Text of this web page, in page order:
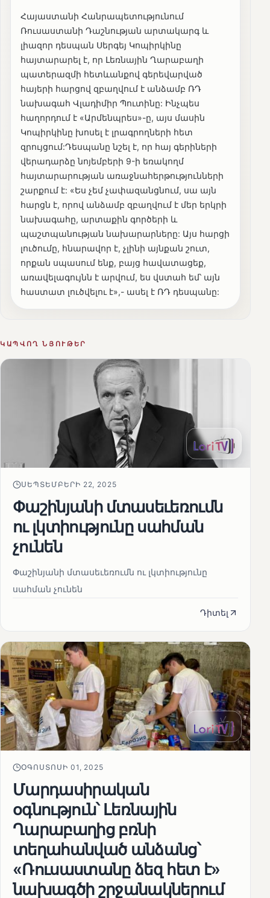
Հայաստանի Հանրապետությունում
Ռուսաստանի Դաշնության արտակարգ և
լիազոր դեսպան Սերգեյ Կոպիրկինը
հայտարարել է, որ Լեռնային Ղարաբաղի
պատերազմի հետևանքով գերեվարված
հայերի հարցով զբաղվում է անձամբ ՌԴ
նախագահ Վլադիմիր Պուտինը: Ինչպես
հաղորդում է «Արմենպրես»-ը, այս մասին
Կոպիրկինը խոսել է լրագրողների հետ
զրույցում:Դեսպանը նշել է, որ հայ գերիների
վերադարձը նոյեմբերի 9-ի եռակողմ
հայտարարության առաջնահերթությունների
շարքում է: «Ես չեմ չափազանցնում, սա այն
հարցն է, որով անձամբ զբաղվում է մեր երկրի
նախագահը, արտաքին գործերի և
պաշտպանության նախարարները: Այս հարցի
լուծումը, հնարավոր է, չլինի այնքան շուտ,
որքան սպասում ենք, բայց հավատացեք,
առավելագույնն է արվում, ես վստահ եմ՝ այն
հաստատ լուծվելու է»,- ասել է ՌԴ դեսպանը:
ԿԱՊՎՈՂ ՆՅՈՒԹԵՐ
ՍԵՊՏԵՄԲԵՐԻ 22, 2025
Փաշինյանի մտասեւեռումն
ու լկտիությունը սահման
չունեն
Փաշինյանի մտասեւեռումն ու լկտիությունը
սահման չունեն
Դիտել
ՕԳՈՍՏՈՍԻ 01, 2025
Մարդասիրական
օգնություն՝ Լեռնային
Ղարաբաղից բռնի
տեղահանված անձանց՝
«Ռուսաստանը ձեզ հետ է»
նախագծի շրջանակներում